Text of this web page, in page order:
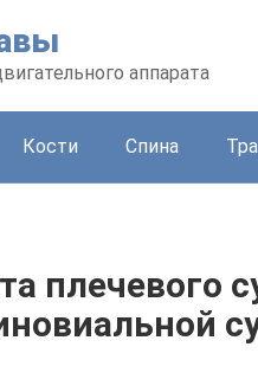
аппарата
Кости Спина
плечевого